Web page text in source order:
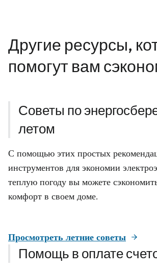
Другие ресурсы,
помогут вам
Советы по
летом
С помощью этих простых
инструментов для экономии
теплую погоду вы можете
комфорт в своем доме.
Просмотреть летние советы
Помощь в оплате